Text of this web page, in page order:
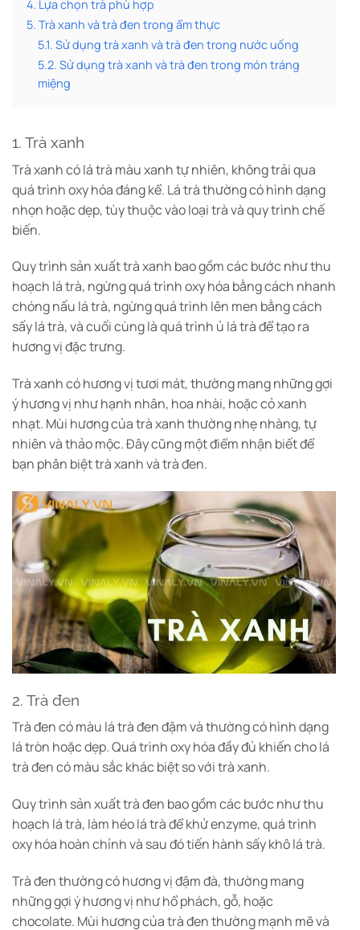
4. Lựa chọn trà phù hợp
5. Trà xanh và trà đen trong ẩm thực
5.1. Sử dụng trà xanh và trà đen trong nước uống
5.2. Sử dụng trà xanh và trà đen trong món tráng
miệng
1. Trà xanh
Trà xanh có lá trà màu xanh tự nhiên, không trải qua
quá trình oxy hóa đáng kể. Lá trà thường có hình dạng
nhọn hoặc dẹp, tùy thuộc vào loại trà và quy trình chế
biến.
Quy trình sản xuất trà xanh bao gồm các bước như thu
hoạch lá trà, ngừng quá trình oxy hóa bằng cách nhanh
chóng nấu lá trà, ngừng quá trình lên men bằng cách
sấy lá trà, và cuối cùng là quá trình ủ lá trà để tạo ra
hương vị đặc trưng.
Trà xanh có hương vị tươi mát, thường mang những gợi
ý hương vị như hạnh nhân, hoa nhài, hoặc cỏ xanh
nhạt. Mùi hương của trà xanh thường nhẹ nhàng, tự
nhiên và thảo mộc. Đây cũng một điểm nhận biết để
bạn phân biệt trà xanh và trà đen.
2. Trà đen
Trà đen có màu lá trà đen đậm và thường có hình dạng
lá tròn hoặc dẹp. Quá trình oxy hóa đầy đủ khiến cho lá
trà đen có màu sắc khác biệt so với trà xanh.
Quy trình sản xuất trà đen bao gồm các bước như thu
hoạch lá trà, làm héo lá trà để khử enzyme, quá trình
oxy hóa hoàn chỉnh và sau đó tiến hành sấy khô lá trà.
Trà đen thường có hương vị đậm đà, thường mang
những gợi ý hương vị như hổ phách, gỗ, hoặc
chocolate. Mùi hương của trà đen thường mạnh mẽ và